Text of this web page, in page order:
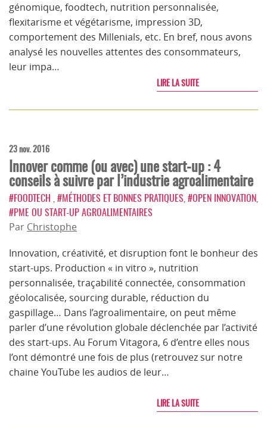
génomique, foodtech, nutrition personnalisée,
flexitarisme et végétarisme, impression 3D,
comportement des Millenials, etc. En bref, nous avons
analysé les nouvelles attentes des consommateurs,
leur impa…
LIRE LA SUITE
23 nov. 2016
Innover comme (ou avec) une start-up : 4
conseils à suivre par l’industrie agroalimentaire
#FOODTECH #MÉTHODES ET BONNES PRATIQUES #OPEN INNOVATION
#PME OU START-UP AGROALIMENTAIRES
Par Christophe
Innovation, créativité, et disruption font le bonheur des
start-ups. Production « in vitro », nutrition
personnalisée, traçabilité connectée, consommation
géolocalisée, sourcing durable, réduction du
gaspillage… Dans l’agroalimentaire, on peut même
parler d’une révolution globale déclenchée par l’activité
des start-ups. Au Forum Vitagora, 6 d’entre elles nous
l’ont démontré une fois de plus (retrouvez sur notre
chaine YouTube les audios de leur…
LIRE LA SUITE